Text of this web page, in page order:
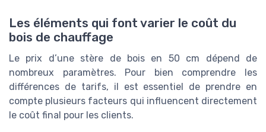
Les éléments qui font varier le coût du
bois de chauffage
Le prix d’une stère de bois en 50 cm dépend de
nombreux paramètres. Pour bien comprendre les
différences de tarifs, il est essentiel de prendre en
compte plusieurs facteurs qui influencent directement
le coût final pour les clients.